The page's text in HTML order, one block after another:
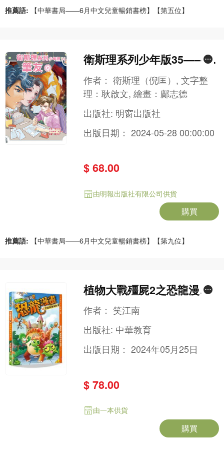
推薦語: 【中華書局——6月中文兒童暢銷書榜】【第五位】
衛斯理系列少年版35——筆
友（上）
作者：衛斯理（倪匡）, 文字整
理：耿啟文, 繪畫：鄺志德
出版社: 明窗出版社
出版日期：2024-05-28 00:00:00
$ 68.00
由明報出版社有限公司供貨
購買
推薦語: 【中華書局——6月中文兒童暢銷書榜】【第九位】
植物大戰殭屍2之恐龍漫畫3
0恐龍與機械怪客
作者：笑江南
出版社: 中華教育
出版日期：2024年05月25日
$ 78.00
由一本供貨
購買